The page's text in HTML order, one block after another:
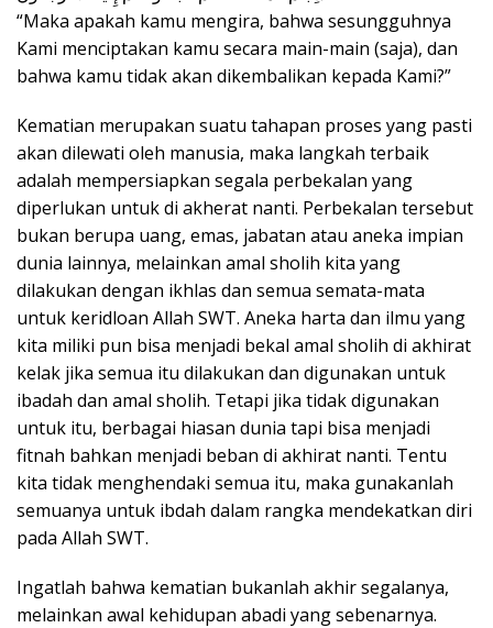
“Maka apakah kamu mengira, bahwa sesungguhnya
Kami menciptakan kamu secara main-main (saja), dan
bahwa kamu tidak akan dikembalikan kepada Kami?”
Kematian merupakan suatu tahapan proses yang pasti
akan dilewati oleh manusia, maka langkah terbaik
adalah mempersiapkan segala perbekalan yang
diperlukan untuk di akherat nanti. Perbekalan tersebut
bukan berupa uang, emas, jabatan atau aneka impian
dunia lainnya, melainkan amal sholih kita yang
dilakukan dengan ikhlas dan semua semata-mata
untuk keridloan Allah SWT. Aneka harta dan ilmu yang
kita miliki pun bisa menjadi bekal amal sholih di akhirat
kelak jika semua itu dilakukan dan digunakan untuk
ibadah dan amal sholih. Tetapi jika tidak digunakan
untuk itu, berbagai hiasan dunia tapi bisa menjadi
fitnah bahkan menjadi beban di akhirat nanti. Tentu
kita tidak menghendaki semua itu, maka gunakanlah
semuanya untuk ibdah dalam rangka mendekatkan diri
pada Allah SWT.
Ingatlah bahwa kematian bukanlah akhir segalanya,
melainkan awal kehidupan abadi yang sebenarnya.